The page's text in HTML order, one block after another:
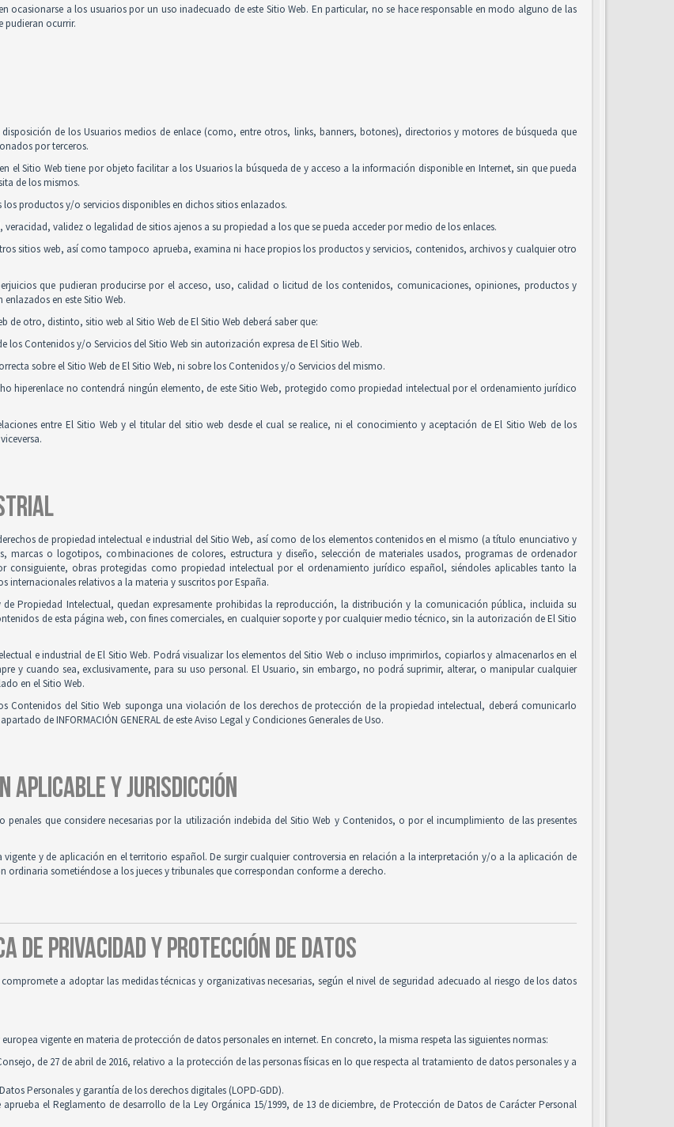
ocasionarse a los usuarios por un uso inadecuado de este Sitio Web. En particular, no se hace responsable en modo alguno de las
pudieran ocurrir.
de los Usuarios medios de enlace (como, entre otros, links, banners, botones), directorios y motores de búsqueda que
por terceros.
el Sitio Web tiene por objeto facilitar a los Usuarios la búsqueda de y acceso a la información disponible en Internet, sin que pueda
de los mismos.
productos y/o servicios disponibles en dichos sitios enlazados.
validez o legalidad de sitios ajenos a su propiedad a los que se pueda acceder por medio de los enlaces.
sitios web, así como tampoco aprueba, examina ni hace propios los productos y servicios, contenidos, archivos y cualquier otro
que pudieran producirse por el acceso, uso, calidad o licitud de los contenidos, comunicaciones, opiniones, productos y
en este Sitio Web.
otro, distinto, sitio web al Sitio Web de El Sitio Web deberá saber que:
Contenidos y/o Servicios del Sitio Web sin autorización expresa de El Sitio Web.
sobre el Sitio Web de El Sitio Web, ni sobre los Contenidos y/o Servicios del mismo.
hiperenlace no contendrá ningún elemento, de este Sitio Web, protegido como propiedad intelectual por el ordenamiento jurídico
entre El Sitio Web y el titular del sitio web desde el cual se realice, ni el conocimiento y aceptación de El Sitio Web de los
de propiedad intelectual e industrial del Sitio Web, así como de los elementos contenidos en el mismo (a título enunciativo y
o logotipos, combinaciones de colores, estructura y diseño, selección de materiales usados, programas de ordenador
consiguiente, obras protegidas como propiedad intelectual por el ordenamiento jurídico español, siéndoles aplicables tanto la
relativos a la materia y suscritos por España.
Propiedad Intelectual, quedan expresamente prohibidas la reproducción, la distribución y la comunicación pública, incluida su
de esta página web, con fines comerciales, en cualquier soporte y por cualquier medio técnico, sin la autorización de El Sitio
e industrial de El Sitio Web. Podrá visualizar los elementos del Sitio Web o incluso imprimirlos, copiarlos y almacenarlos en el
y cuando sea, exclusivamente, para su uso personal. El Usuario, sin embargo, no podrá suprimir, alterar, o manipular cualquier
en el Sitio Web.
Contenidos del Sitio Web suponga una violación de los derechos de protección de la propiedad intelectual, deberá comunicarlo
de INFORMACIÓN GENERAL de este Aviso Legal y Condiciones Generales de Uso.
APLICABLE Y JURISDICCIÓN
penales que considere necesarias por la utilización indebida del Sitio Web y Contenidos, o por el incumplimiento de las presentes
y de aplicación en el territorio español. De surgir cualquier controversia en relación a la interpretación y/o a la aplicación de
ordinaria sometiéndose a los jueces y tribunales que correspondan conforme a derecho.
DE PRIVACIDAD Y PROTECCIÓN DE DATOS
a adoptar las medidas técnicas y organizativas necesarias, según el nivel de seguridad adecuado al riesgo de los datos
vigente en materia de protección de datos personales en internet. En concreto, la misma respeta las siguientes normas:
de 27 de abril de 2016, relativo a la protección de las personas físicas en lo que respecta al tratamiento de datos personales y a
Personales y garantía de los derechos digitales (LOPD-GDD).
el Reglamento de desarrollo de la Ley Orgánica 15/1999, de 13 de diciembre, de Protección de Datos de Carácter Personal